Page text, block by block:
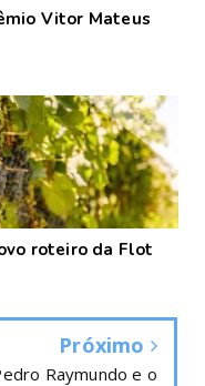
Vitor Mateus
roteiro da Flot
Próximo
Raymundo e o